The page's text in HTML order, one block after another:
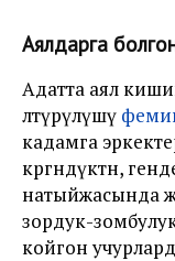
Аялдарга
Адатта аял
өлтүрүлүшү
кадамга
көргөндүктөн,
натыйжасында
зордук-
койгон